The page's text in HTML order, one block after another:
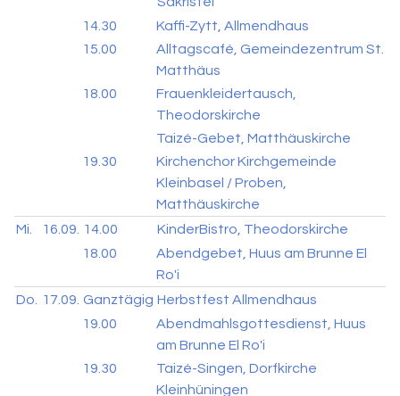
14.30
Kaffi-Zytt, Allmendhaus
15.00
Alltagscafé, Gemeindezentrum St.
Matthäus
18.00
Frauenkleidertausch,
Theodorskirche
Taizé-Gebet, Matthäuskirche
19.30
Kirchenchor Kirchgemeinde
Kleinbasel / Proben,
Matthäuskirche
Mi.
16.09. 14.00
KinderBistro, Theodorskirche
18.00
Abendgebet, Huus am Brunne El
Ro'i
Do.
17.09. Ganztägig Herbstfest Allmendhaus
19.00
Abendmahlsgottesdienst, Huus
am Brunne El Ro'i
19.30
Taizé-Singen, Dorfkirche
Kleinhüningen